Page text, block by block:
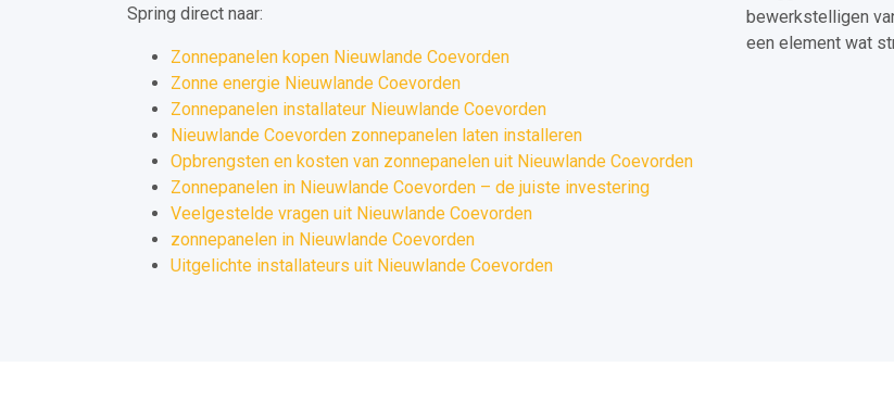
Spring direct naar:
Zonnepanelen kopen Nieuwlande Coevorden
Zonne energie Nieuwlande Coevorden
Zonnepanelen installateur Nieuwlande Coevorden
Nieuwlande Coevorden zonnepanelen laten installeren
Opbrengsten en kosten van zonnepanelen uit Nieuwlande Coevorden
Zonnepanelen in Nieuwlande Coevorden – de juiste investering
Veelgestelde vragen uit Nieuwlande Coevorden
zonnepanelen in Nieuwlande Coevorden
Uitgelichte installateurs uit Nieuwlande Coevorden
bewerkstelligen
een element wat